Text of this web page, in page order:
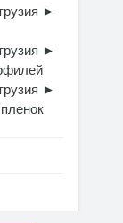
►
►
►